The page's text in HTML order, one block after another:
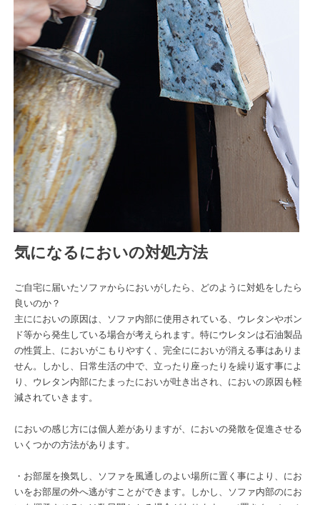
気になるにおいの対処方法
ご自宅に届いたソファからにおいがしたら、どのように対処をしたら
良いのか？
主ににおいの原因は、ソファ内部に使用されている、ウレタンやボン
ド等から発生している場合が考えられます。特にウレタンは石油製品
の性質上、においがこもりやすく、完全ににおいが消える事はありま
せん。しかし、日常生活の中で、立ったり座ったりを繰り返す事によ
り、ウレタン内部にたまったにおいが吐き出され、においの原因も軽
減されていきます。
においの感じ方には個人差がありますが、においの発散を促進させる
いくつかの方法があります。
・お部屋を換気し、ソファを風通しのよい場所に置く事により、にお
いをお部屋の外へ逃がすことができます。しかし、ソファ内部のにお